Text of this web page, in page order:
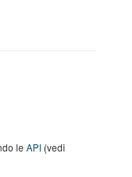
le API (vedi